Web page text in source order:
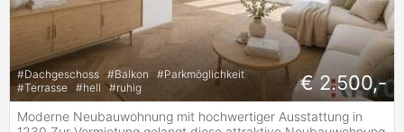
#Dachgeschoss #Balkon #Parkmöglichkeit
#Terrasse #hell #ruhig € 2.500,-
Moderne Neubauwohnung mit hochwertiger Ausstattung in